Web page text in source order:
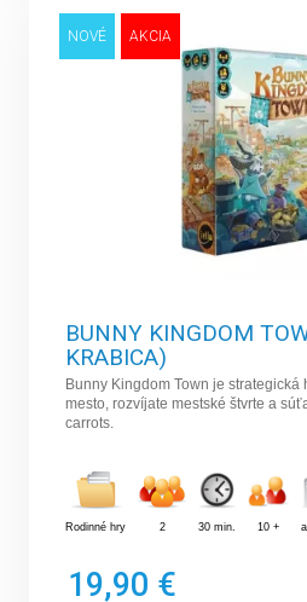
AKCIA
NOVÉ
BUNNY KINGDOM
KRABICA)
Bunny Kingdom Town je strategická
mesto, rozvíjate mestské štvrte a
carrots.
Rodinné hry 2 30 min. 10 +
19,90 €